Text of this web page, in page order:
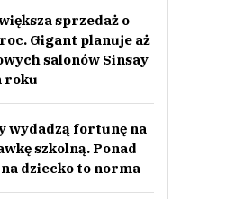
sprzedaż o
Gigant planuje aż
salonów Sinsay
roku
wydadzą fortunę na
szkolną. Ponad
na dziecko to norma